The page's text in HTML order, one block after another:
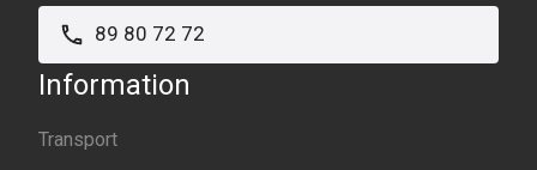
89 80 72 72
Information
Transport